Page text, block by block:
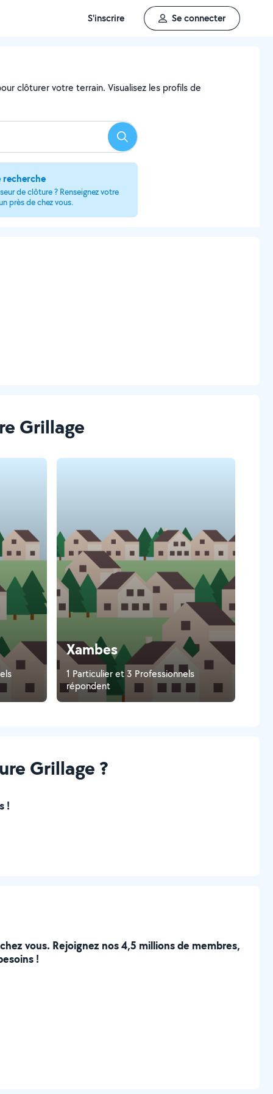
S'inscrire Se connecter
clôturer votre terrain. Visualisez les profils de
Rechercher
de clôture ? Renseignez votre
près de chez vous.
Grillage
Xambes
1 Particulier et 3 Professionnels
répondent
Grillage ?
!
vous. Rejoignez nos 4,5 millions de membres,
!